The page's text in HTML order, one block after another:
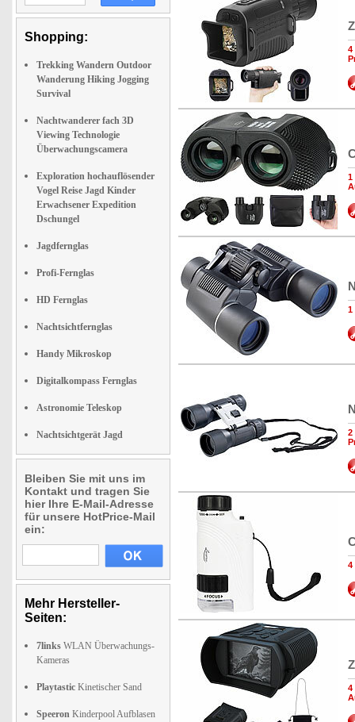
Shopping:
Trekking Wandern Outdoor
Wanderung Hiking Jogging
Survival
Nachtwanderer fach 3D
Viewing Technologie
Überwachungscamera
Exploration hochauflösender
Vogel Reise Jagd Kinder
Erwachsener Expedition
Dschungel
Jagdfernglas
Profi-Fernglas
HD Fernglas
Nachtsichtfernglas
Handy Mikroskop
Digitalkompass Fernglas
Astronomie Teleskop
Nachtsichtgerät Jagd
Bleiben Sie mit uns im
Kontakt und tragen Sie
hier Ihre E-Mail-Adresse
für unsere HotPrice-Mail
ein:
Mehr Hersteller-
Seiten:
7links WLAN Überwachungs-
Kameras
Playtastic Kinetischer Sand
Speeron Kinderpool Aufblasen
4
1
1
2
4
4